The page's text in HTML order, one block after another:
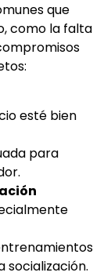
que
como la falta
esté bien
para
socialización.